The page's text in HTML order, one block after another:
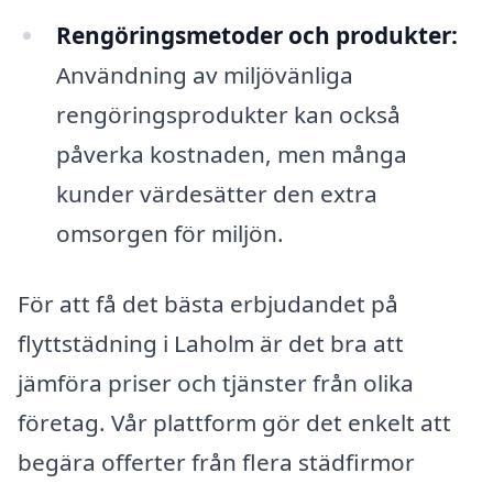
Rengöringsmetoder och produkter:
Användning av miljövänliga
rengöringsprodukter kan också
påverka kostnaden, men många
kunder värdesätter den extra
omsorgen för miljön.
För att få det bästa erbjudandet på
flyttstädning i Laholm är det bra att
jämföra priser och tjänster från olika
företag. Vår plattform gör det enkelt att
begära offerter från flera städfirmor